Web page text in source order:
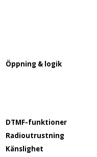
Öppning & logik
DTMF-funktioner
Radioutrustning
Känslighet